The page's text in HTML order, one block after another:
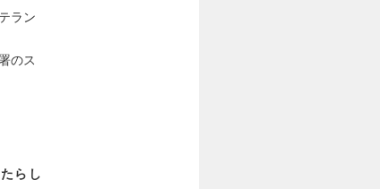
ラン
のス
らし